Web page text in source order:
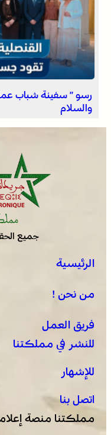
العثور على جثة
بوزملان والتحقيقات
رسو ” سفينة شباب
والسلام
جميع
الرئيسية
من نحن !
فريق العمل
للنشر في مملكتنا
للإشهار
اتصل بنا
مملكتنا منصة